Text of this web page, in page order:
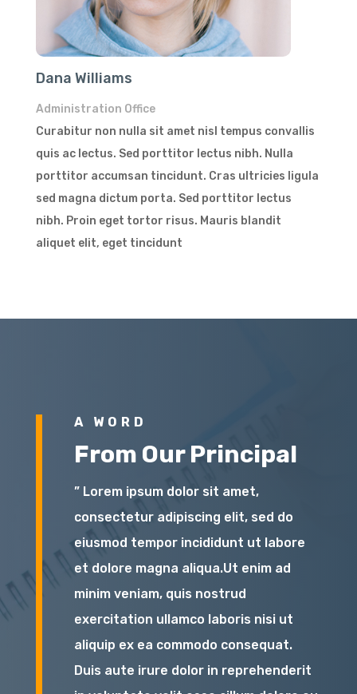
Dana Williams
Administration Office
Curabitur non nulla sit amet nisl tempus convallis
quis ac lectus. Sed porttitor lectus nibh. Nulla
porttitor accumsan tincidunt. Cras ultricies ligula
sed magna dictum porta. Sed porttitor lectus
nibh. Proin eget tortor risus. Mauris blandit
aliquet elit, eget tincidunt
A WORD
From Our Principal
” Lorem ipsum dolor sit amet,
consectetur adipiscing elit, sed do
eiusmod tempor incididunt ut labore
et dolore magna aliqua.Ut enim ad
minim veniam, quis nostrud
exercitation ullamco laboris nisi ut
aliquip ex ea commodo consequat.
Duis aute irure dolor in reprehenderit